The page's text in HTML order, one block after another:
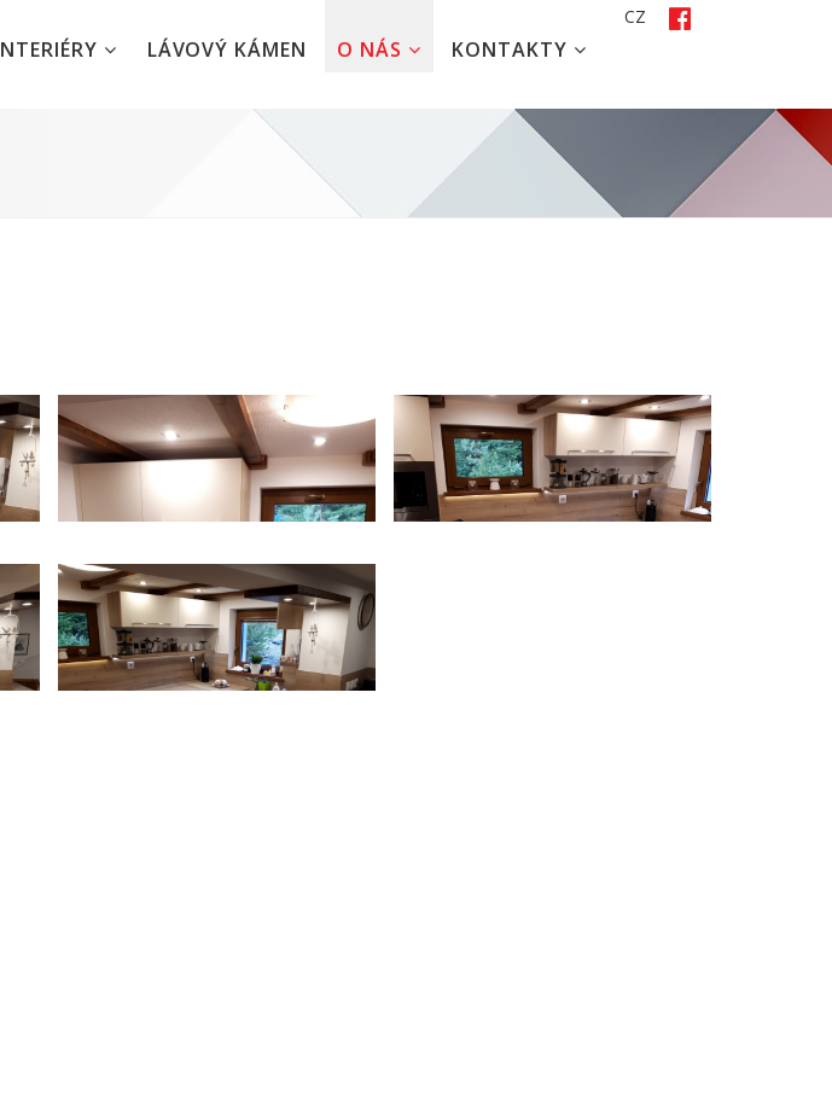
INTERIÉRY LÁVOVÝ KÁMEN O NÁS KONTAKTY
CZ